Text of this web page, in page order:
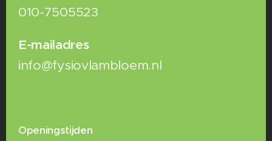
010-7505523
E-mailadres
info@fysiovlambloem.nl
Openingstijden